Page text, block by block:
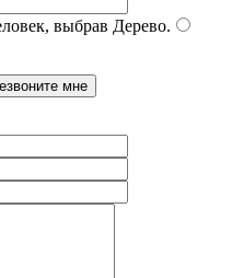
выбрав Дерево.